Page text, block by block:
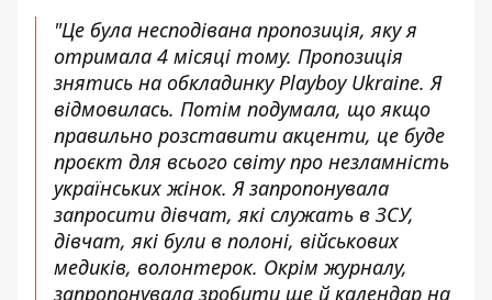
"Це була несподівана пропозиція, яку я
отримала 4 місяці тому. Пропозиція
знятись на обкладинку Playboy Ukraine. Я
відмовилась. Потім подумала, що якщо
правильно розставити акценти, це буде
проєкт для всього світу про незламність
українських жінок. Я запропонувала
запросити дівчат, які служать в ЗСУ,
дівчат, які були в полоні, військових
медиків, волонтерок. Окрім журналу,
запропонувала зробити ще й календар на